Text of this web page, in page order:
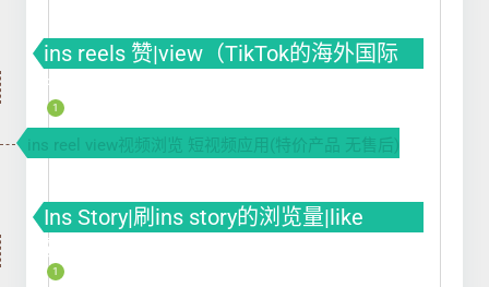
ins reels 赞|view（TikTok的海外国际
版）
1
ins reel view视频浏览 短视频应用(特价产品 无售后)
Ins Story|刷ins story的浏览量|like
赞|impression曝光|投票Poll
1